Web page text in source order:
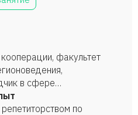
факультет
в сфере
2008 год.
факультет
по